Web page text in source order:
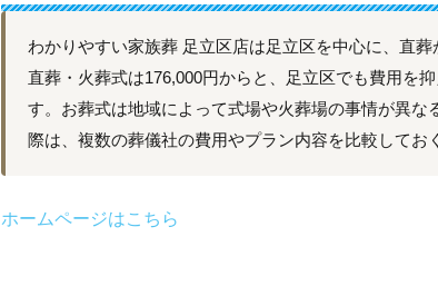
わかりやすい家族葬 足立区店は足立区を中心に、直葬
直葬・火葬式は176,000円からと、足立区でも費用を
す。お葬式は地域によって式場や火葬場の事情が異な
際は、複数の葬儀社の費用やプラン内容を比較してお
ホームページはこちら